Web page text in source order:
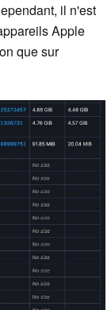
il n'est
Apple
que sur